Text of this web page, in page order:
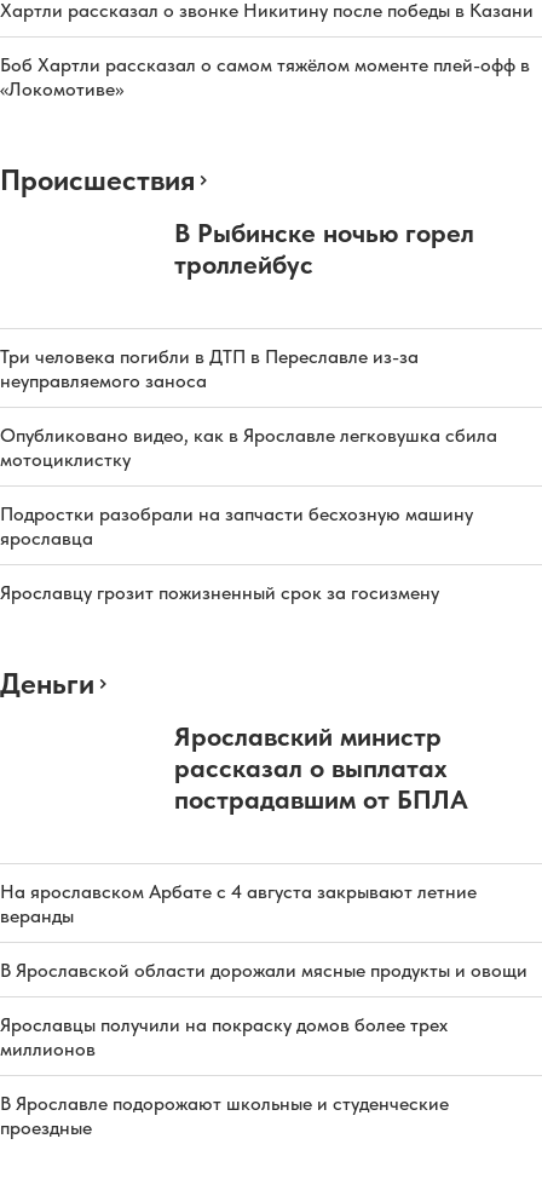
Хартли рассказал о звонке Никитину после победы в Казани
Боб Хартли рассказал о самом тяжёлом моменте плей-офф в
«Локомотиве»
Происшествия
В Рыбинске ночью горел
троллейбус
Три человека погибли в ДТП в Переславле из-за
неуправляемого заноса
Опубликовано видео, как в Ярославле легковушка сбила
мотоциклистку
Подростки разобрали на запчасти бесхозную машину
ярославца
Ярославцу грозит пожизненный срок за госизмену
Деньги
Ярославский министр
рассказал о выплатах
пострадавшим от БПЛА
На ярославском Арбате с 4 августа закрывают летние
веранды
В Ярославской области дорожали мясные продукты и овощи
Ярославцы получили на покраску домов более трех
миллионов
В Ярославле подорожают школьные и студенческие
проездные